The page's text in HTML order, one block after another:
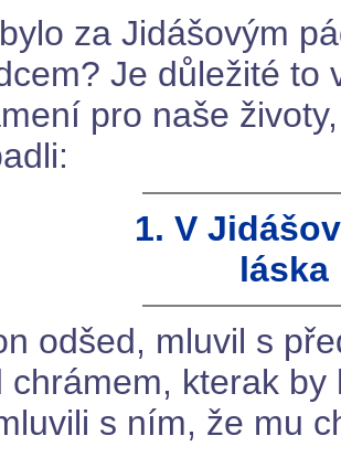
za Jidášovým
Je důležité to
pro naše
1. V
láska
odšed, mluvil s
chrámem, kterak
s ním, že mu